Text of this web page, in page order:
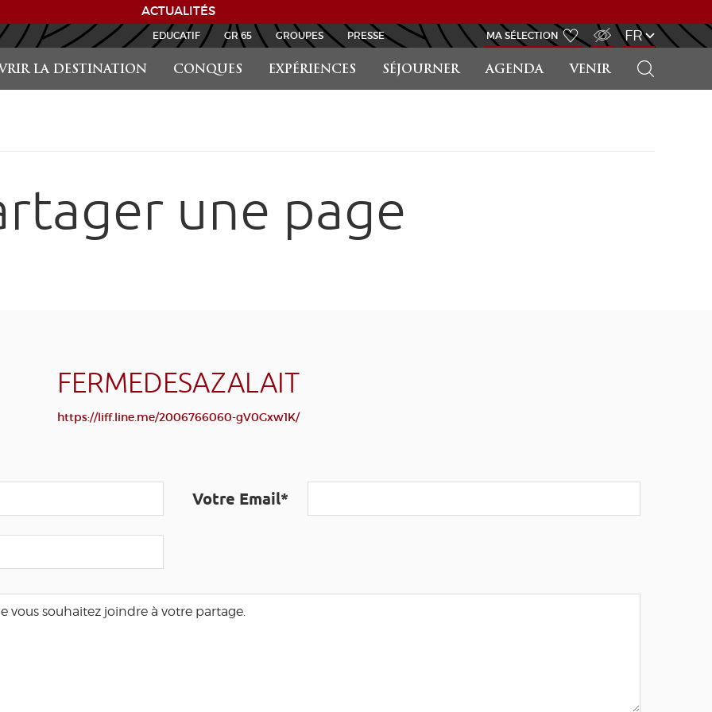
ACTUALITÉS
LA DESTINATION CONQUES EXPÉRIENCES SÉJOURNER AGENDA VENIR
EDUCATIF GR 65 GROUPES PRESSE MA SÉLECTION FR
une page
FERMEDESAZALAIT
https://liff.line.me/2006766060-gV0Gxw1K/
Votre Email*